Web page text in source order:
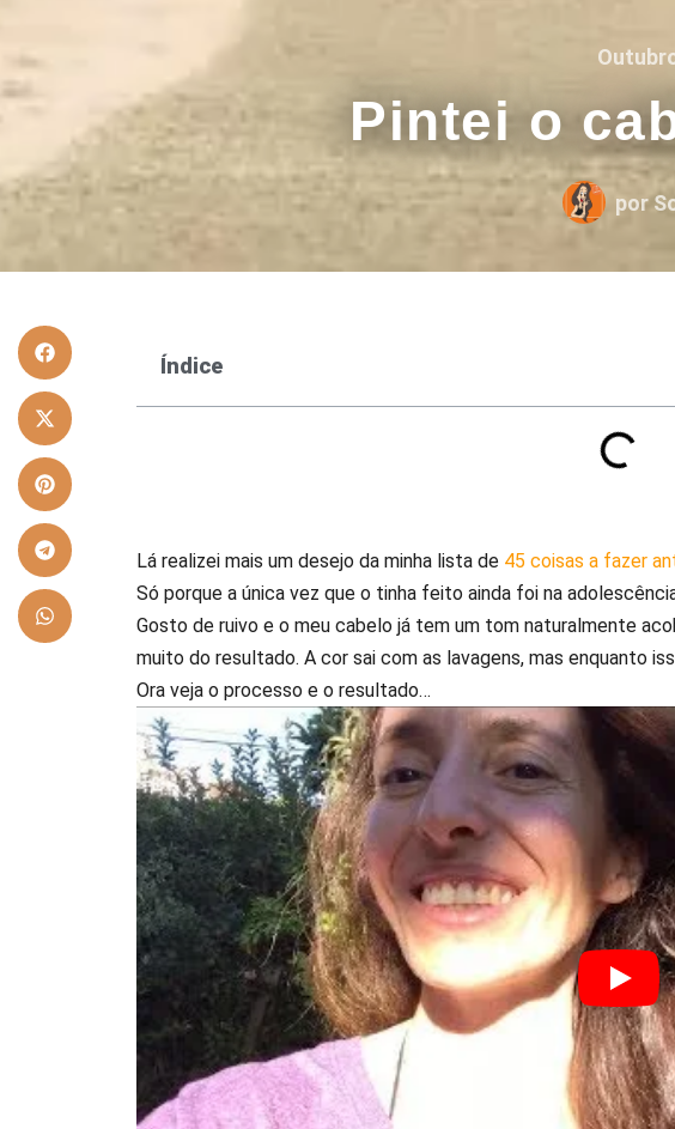
Pintei o
por
Índice
Lá realizei mais um desejo da minha lista de 45 coisas a fazer
Só porque a única vez que o tinha feito ainda foi na
Gosto de ruivo e o meu cabelo já tem um tom naturalmente
muito do resultado. A cor sai com as lavagens, mas enquanto
Ora veja o processo e o resultado…